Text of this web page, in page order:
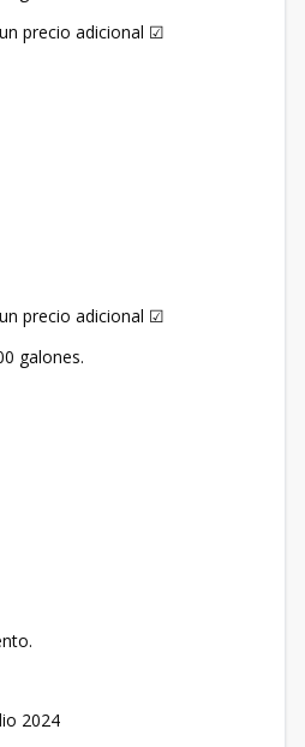
precio adicional ☑
precio adicional ☑
galones.
2024